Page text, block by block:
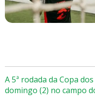
A 5ª rodada da Copa
domingo (2) no campo